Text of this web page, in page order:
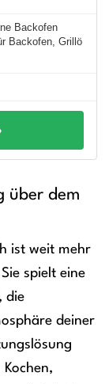
Backofen
Backofen, Grillö
über dem
ist weit mehr
spielt eine
die
deiner